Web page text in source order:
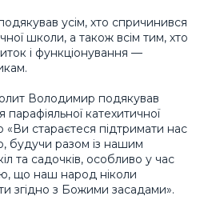
усім, хто спричинився
школи, а також всім тим, хто
і функціонування —
Володимир подякував
парафіяльної катехитичної
стараєтеся підтримати нас
будучи разом із нашим
та садочків, особливо у час
що наш народ ніколи
згідно з Божими засадами».